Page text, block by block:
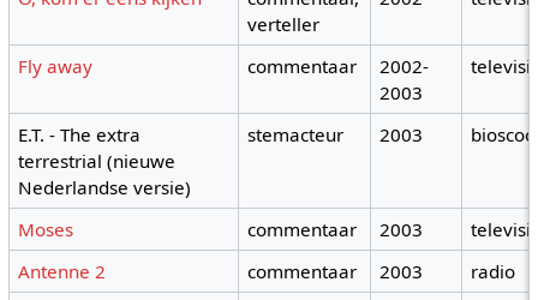
verteller
Fly away commentaar
2002-
2003
E.T. - The extra
terrestrial (nieuwe
Nederlandse versie)
stemacteur 2003
Moses commentaar 2003
Antenne 2
commentaar 2003
radio